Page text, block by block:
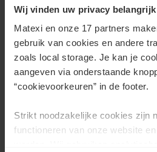
Wij vinden uw privacy belangrijk
Matexi en onze 17 partners
gebruik van cookies en andere
zoals local storage. Je kan je
aangeven via onderstaande
“cookievoorkeuren” in de footer.
Strikt noodzakelijke cookies zijn
functioneren van onze website
afspraak?
Vul hier je gegevens in en we
mogelijk.
Voornaam*
Achternaam*